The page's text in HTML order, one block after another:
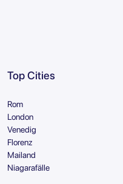
Top Cities
Rom
London
Venedig
Florenz
Mailand
Niagarafälle